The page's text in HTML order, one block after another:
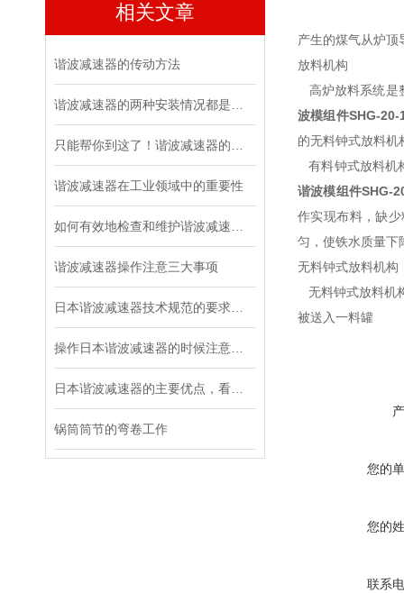
相关文章
谐波减速器的传动方法
谐波减速器在工业领域中的重要性
谐波减速器操作注意三大事项
锅筒筒节的弯卷工作
产生的煤气从炉顶
放料机构
高炉放料系统是
波模组件SHG-20-
的无料钟式放料机
有料钟式放料机
谐波模组件SHG-
作实现布料，缺
匀，使铁水质量下
无料钟式放料机构
无料钟式放料机
被送入一料罐
您的
您的
联系